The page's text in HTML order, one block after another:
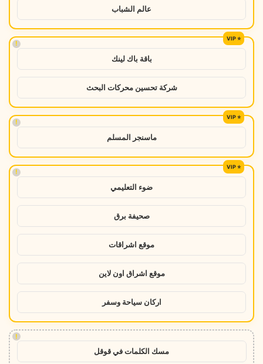
عالم الشباب
!
باقة باك لينك
شركة تحسين محركات البحث
!
ماسنجر المسلم
!
ضوء التعليمي
صحيفة برق
موقع اشراقات
موقع اشراق اون لاين
اركان سياحة وسفر
!
مسك الكلمات في قوقل